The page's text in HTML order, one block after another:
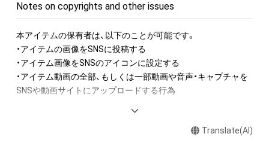
Notes on copyrights and other issues
本アイテムの保有者は、以下のことが可能です。
・アイテムの画像をSNSに投稿する
・アイテム画像をSNSのアイコンに設定する
・アイテム動画の全部、もしくは一部動画や音声・キャプチャを
SNSや動画サイトにアップロードする行為
・本アイテムに関する創作物(画像および映像、音楽、商標または
Translate(AI)